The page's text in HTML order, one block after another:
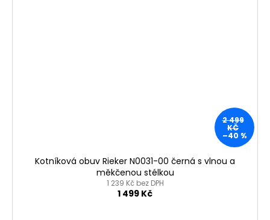
2 499
KČ
–40 %
Kotníková obuv Rieker N0031-00 černá s vlnou a
měkčenou stélkou
1 239 Kč bez DPH
1 499 Kč